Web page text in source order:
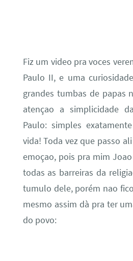
Fiz um video pra voces
Paulo II, e uma
grandes tumbas de papas
atençao a simplicidade
Paulo: simples
vida! Toda vez que passo
emoçao, pois pra mim
todas as barreiras da
tumulo dele, porém nao
mesmo assim dà pra ter
do povo: